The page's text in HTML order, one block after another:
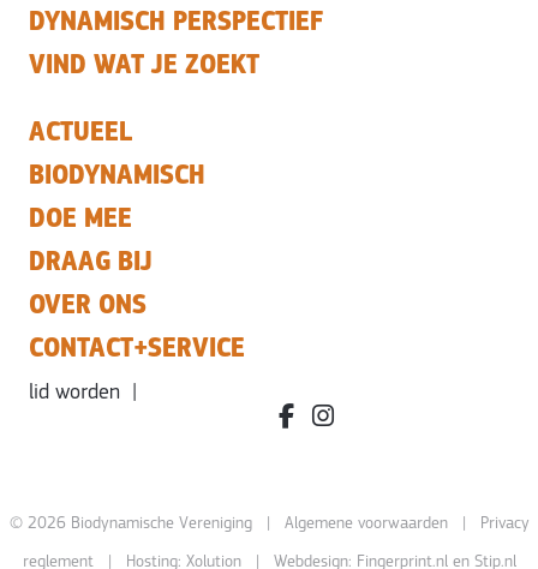
DYNAMISCH PERSPECTIEF
VIND WAT JE ZOEKT
ACTUEEL
BIODYNAMISCH
DOE MEE
DRAAG BIJ
OVER ONS
CONTACT+SERVICE
lid worden
facebook.com/bdvereniging/
instagram.com/
© 2026 Biodynamische Vereniging | Algemene voorwaarden| Privacy
reglement| Hosting: Xolution| Webdesign: Fingerprint.nlen Stip.nl